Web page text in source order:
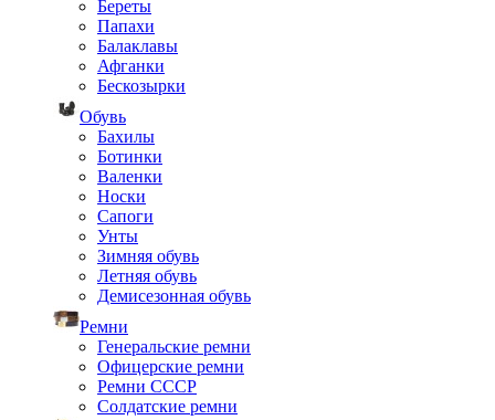
Береты
Папахи
Балаклавы
Афганки
Бескозырки
Обувь
Бахилы
Ботинки
Валенки
Носки
Сапоги
Унты
Зимняя обувь
Летняя обувь
Демисезонная обувь
Ремни
Генеральские ремни
Офицерские ремни
Ремни СССР
Солдатские ремни